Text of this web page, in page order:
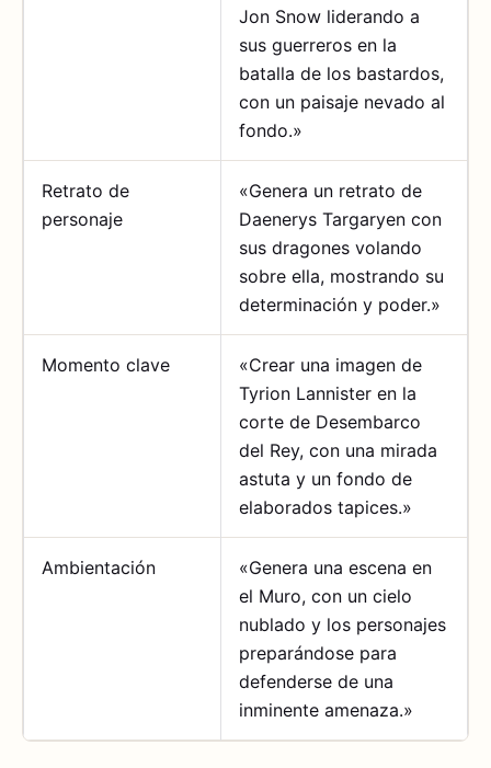
Jon Snow liderando a
sus guerreros en la
batalla de los bastardos,
con un paisaje nevado al
fondo.»
Retrato de
personaje
«Genera un retrato de
Daenerys Targaryen con
sus dragones volando
sobre ella, mostrando su
determinación y poder.»
Momento clave
«Crear una imagen de
Tyrion Lannister en la
corte de Desembarco
del Rey, con una mirada
astuta y un fondo de
elaborados tapices.»
Ambientación
«Genera una escena en
el Muro, con un cielo
nublado y los personajes
preparándose para
defenderse de una
inminente amenaza.»